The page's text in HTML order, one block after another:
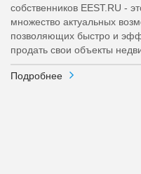
собственников EEST.RU -
множество актуальных
позволяющих быстро и
продать свои объекты
Подробнее